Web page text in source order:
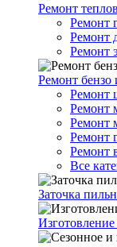
Ремонт
Ремонт
Ремонт
Ремонт
Ремонт бензо
Ремонт
Ремонт
Ремонт
Ремонт
Ремонт
Все
Заточка